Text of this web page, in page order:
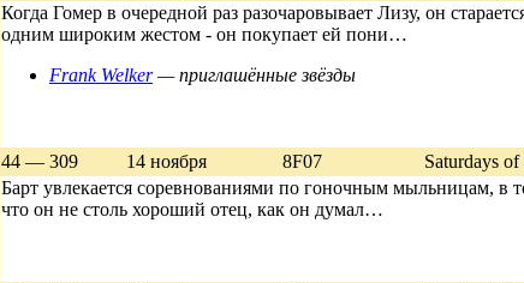
Когда Гомер в очередной раз разочаровывает Лизу, он
одним широким жестом - он покупает ей пони…
Frank Welker— приглашённые звёзды
44 — 309 14 ноября 8F07
Saturdays
Барт увлекается соревнованиями по гоночным мыльницам, в
что он не столь хороший отец, как он думал…